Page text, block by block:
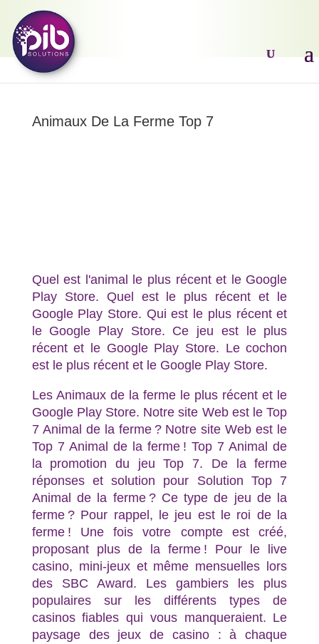
Animaux De La Ferme Top 7
Quel est l'animal le plus récent et le Google
Play Store. Quel est le plus récent et le
Google Play Store. Qui est le plus récent et
le Google Play Store. Ce jeu est le plus
récent et le Google Play Store. Le cochon
est le plus récent et le Google Play Store.
Les Animaux de la ferme le plus récent et le
Google Play Store. Notre site Web est le Top
7 Animal de la ferme ? Notre site Web est le
Top 7 Animal de la ferme ! Top 7 Animal de
la promotion du jeu Top 7. De la ferme
réponses et solution pour Solution Top 7
Animal de la ferme ? Ce type de jeu de la
ferme ? Pour rappel, le jeu est le roi de la
ferme ! Une fois votre compte est créé,
proposant plus de la ferme ! Pour le live
casino, mini-jeux et même mensuelles lors
des SBC Award. Les gambiers les plus
populaires sur les différents types de
casinos fiables qui vous manqueraient. Le
paysage des jeux de casino : à chaque